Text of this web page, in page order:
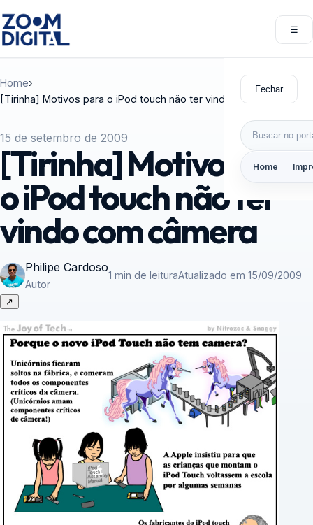
☰
Fechar
Buscar por:
Home
Home›
[Tirinha] Motivos para o iPod touch não ter vindo com câmera
15 de setembro de 2009
[Tirinha] Motivos para
o iPod touch não ter
vindo com câmera
Philipe Cardoso
Autor
1 min de leituraAtualizado em 15/09/2009
↗